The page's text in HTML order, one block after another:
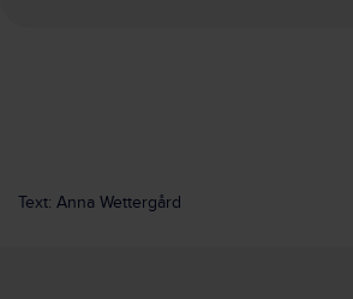
Text: Anna Wettergård